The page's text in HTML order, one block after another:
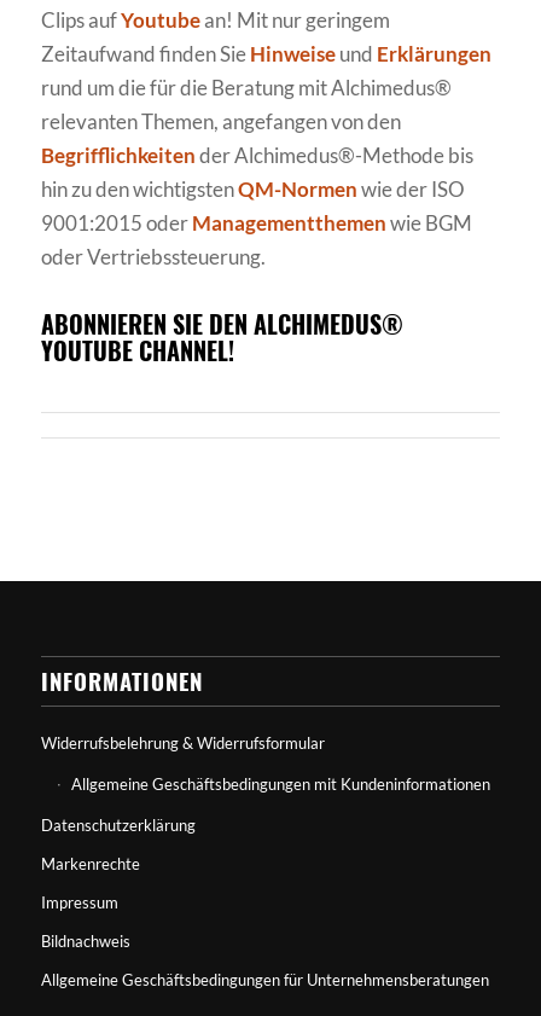
Clips aufYoutubean! Mit nur geringem
Zeitaufwand finden SieHinweiseund Erklärungen
rund um die für die Beratung mit Alchimedus®
relevanten Themen, angefangen von den
Begrifflichkeitender Alchimedus®-Methode bis
hin zu den wichtigstenQM-Normenwie der ISO
9001:2015 oderManagementthemenwie BGM
oder Vertriebssteuerung.
ABONNIEREN SIE DEN ALCHIMEDUS®
YOUTUBE CHANNEL!
INFORMATIONEN
Widerrufsbelehrung & Widerrufsformular
Allgemeine Geschäftsbedingungen mit Kundeninformationen
Datenschutzerklärung
Markenrechte
Impressum
Bildnachweis
Allgemeine Geschäftsbedingungen für Unternehmensberatungen